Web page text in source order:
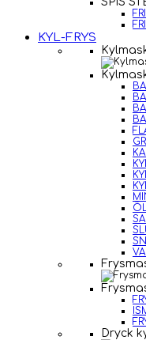
KYL-FRYS
Dryck